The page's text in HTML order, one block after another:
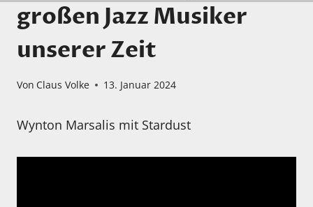
großen Jazz Musiker
unserer Zeit
Von Claus Volke 13. Januar 2024
Wynton Marsalis mit Stardust